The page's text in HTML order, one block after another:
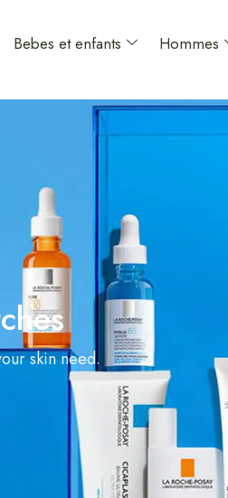
Bebes et enfants Hommes
skin need.